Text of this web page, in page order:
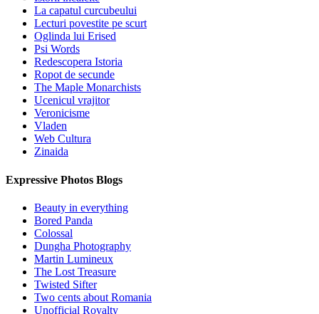
La capatul curcubeului
Lecturi povestite pe scurt
Oglinda lui Erised
Psi Words
Redescopera Istoria
Ropot de secunde
The Maple Monarchists
Ucenicul vrajitor
Veronicisme
Vladen
Web Cultura
Zinaida
Expressive Photos Blogs
Beauty in everything
Bored Panda
Colossal
Dungha Photography
Martin Lumineux
The Lost Treasure
Twisted Sifter
Two cents about Romania
Unofficial Royalty